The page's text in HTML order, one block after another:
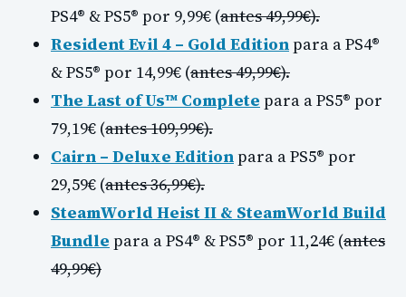
PS4® & PS5® por 9,99€ (antes 49,99€).
Resident Evil 4 – Gold Editionpara a PS4®
& PS5® por 14,99€ (antes 49,99€).
The Last of Us™ Complete para a PS5® por
79,19€ (antes 109,99€).
Cairn – Deluxe Editionpara a PS5® por
29,59€ (antes 36,99€).
SteamWorld Heist II & SteamWorld Build
Bundle para a PS4® & PS5® por 11,24€ (antes
49,99€)